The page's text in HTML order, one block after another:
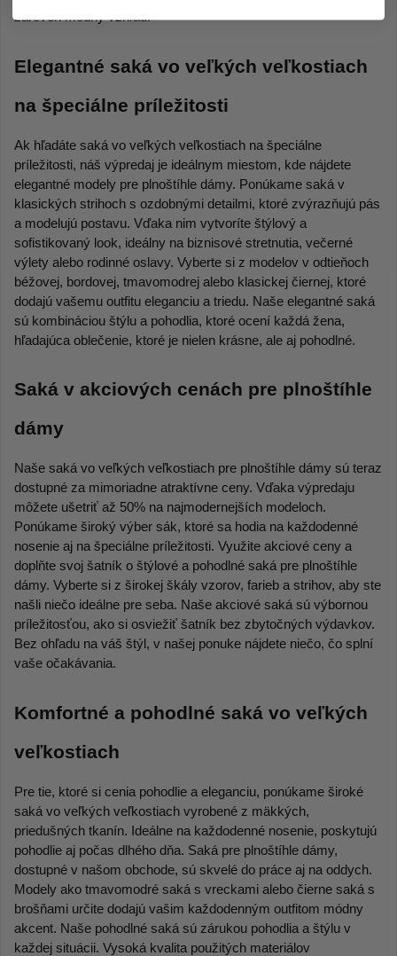
zároveň módny vzhľad.
Elegantné saká vo veľkých veľkostiach
na špeciálne príležitosti
Ak hľadáte saká vo veľkých veľkostiach na špeciálne
príležitosti, náš výpredaj je ideálnym miestom, kde nájdete
elegantné modely pre plnoštíhle dámy. Ponúkame saká v
klasických strihoch s ozdobnými detailmi, ktoré zvýrazňujú pás
a modelujú postavu. Vďaka nim vytvoríte štýlový a
sofistikovaný look, ideálny na biznisové stretnutia, večerné
výlety alebo rodinné oslavy. Vyberte si z modelov v odtieňoch
béžovej, bordovej, tmavomodrej alebo klasickej čiernej, ktoré
dodajú vašemu outfitu eleganciu a triedu. Naše elegantné saká
sú kombináciou štýlu a pohodlia, ktoré ocení každá žena,
hľadajúca oblečenie, ktoré je nielen krásne, ale aj pohodlné.
Saká v akciových cenách pre plnoštíhle
dámy
Naše saká vo veľkých veľkostiach pre plnoštíhle dámy sú teraz
dostupné za mimoriadne atraktívne ceny. Vďaka výpredaju
môžete ušetriť až 50% na najmodernejších modeloch.
Ponúkame široký výber sák, ktoré sa hodia na každodenné
nosenie aj na špeciálne príležitosti. Využite akciové ceny a
doplňte svoj šatník o štýlové a pohodlné saká pre plnoštíhle
dámy. Vyberte si z širokej škály vzorov, farieb a strihov, aby ste
našli niečo ideálne pre seba. Naše akciové saká sú výbornou
príležitosťou, ako si osviežiť šatník bez zbytočných výdavkov.
Bez ohľadu na váš štýl, v našej ponuke nájdete niečo, čo splní
vaše očakávania.
Komfortné a pohodlné saká vo veľkých
veľkostiach
Pre tie, ktoré si cenia pohodlie a eleganciu, ponúkame široké
saká vo veľkých veľkostiach vyrobené z mäkkých,
priedušných tkanín. Ideálne na každodenné nosenie, poskytujú
pohodlie aj počas dlhého dňa. Saká pre plnoštíhle dámy,
dostupné v našom obchode, sú skvelé do práce aj na oddych.
Modely ako tmavomodré saká s vreckami alebo čierne saká s
brošňami určite dodajú vašim každodenným outfitom módny
akcent. Naše pohodlné saká sú zárukou pohodlia a štýlu v
každej situácii. Vysoká kvalita použitých materiálov